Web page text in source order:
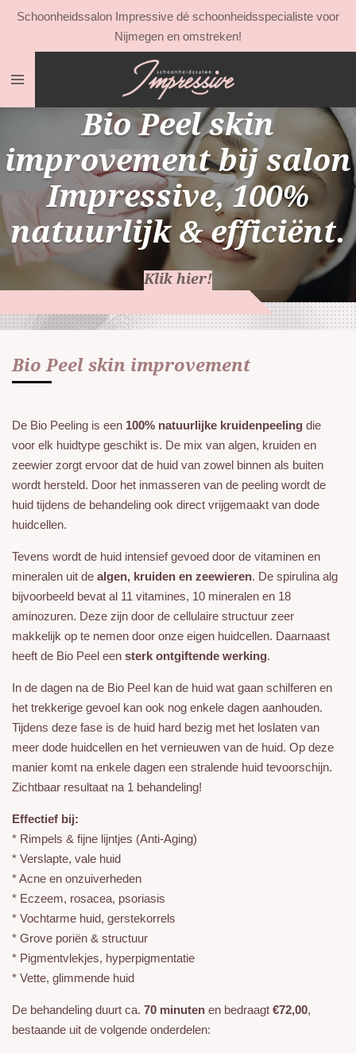
Ga
de
Schoonheidssalon Impressive dé schoonheidsspecialiste voor
Nijmegen en omstreken!
Bio Peel skin
improvement bij salon
Impressive, 100%
natuurlijk & efficiënt.
Klik hier!
Bio Peel skin improvement
De Bio Peeling is een 100% natuurlijke kruidenpeeling die
voor elk huidtype geschikt is. De mix van algen, kruiden en
zeewier zorgt ervoor dat de huid van zowel binnen als buiten
wordt hersteld. Door het inmasseren van de peeling wordt de
huid tijdens de behandeling ook direct vrijgemaakt van dode
huidcellen.
Tevens wordt de huid intensief gevoed door de vitaminen en
mineralen uit de algen, kruiden en zeewieren. De spirulina alg
bijvoorbeeld bevat al 11 vitamines, 10 mineralen en 18
aminozuren. Deze zijn door de cellulaire structuur zeer
makkelijk op te nemen door onze eigen huidcellen. Daarnaast
heeft de Bio Peel een sterk ontgiftende werking.
In de dagen na de Bio Peel kan de huid wat gaan schilferen en
het trekkerige gevoel kan ook nog enkele dagen aanhouden.
Tijdens deze fase is de huid hard bezig met het loslaten van
meer dode huidcellen en het vernieuwen van de huid. Op deze
manier komt na enkele dagen een stralende huid tevoorschijn.
Zichtbaar resultaat na 1 behandeling!
Effectief bij:
* Rimpels & fijne lijntjes (Anti-Aging)
* Verslapte, vale huid
* Acne en onzuiverheden
* Eczeem, rosacea, psoriasis
* Vochtarme huid, gerstekorrels
* Grove poriën & structuur
* Pigmentvlekjes, hyperpigmentatie
* Vette, glimmende huid
De behandeling duurt ca. 70 minuten en bedraagt €72,00,
bestaande uit de volgende onderdelen: